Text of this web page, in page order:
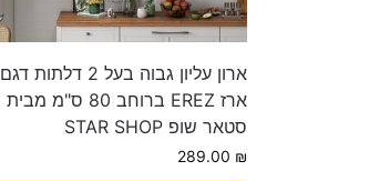
ארון עליון גבוה בעל 2 דלתות דגם
ארז EREZ ברוחב 80 ס"מ מבית
סטאר שופ STAR SHOP
289.00 ₪